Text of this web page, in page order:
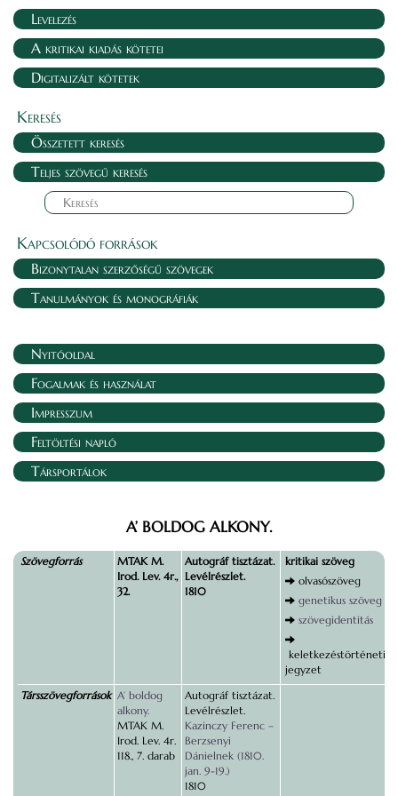
Levelezés
A kritikai kiadás kötetei
Digitalizált kötetek
Keresés
Összetett keresés
Teljes szövegű keresés
Kapcsolódó források
Bizonytalan szerzőségű szövegek
Tanulmányok és monográfiák
Nyitóoldal
Fogalmak és használat
Impresszum
Feltöltési napló
Társportálok
A’ BOLDOG ALKONY.
Szövegforrás
MTAK M.
Irod. Lev. 4r.,
32.
Autográf tisztázat.
Levélrészlet.
1810
kritikai szöveg
olvasószöveg
genetikus szöveg
szövegidentitás
keletkezéstörténeti
jegyzet
Társszövegforrások A’ boldog
alkony.
MTAK M.
Irod. Lev. 4r.
118., 7. darab
Autográf tisztázat.
Levélrészlet.
Kazinczy Ferenc –
Berzsenyi
Dánielnek (1810.
jan. 9-19.)
1810